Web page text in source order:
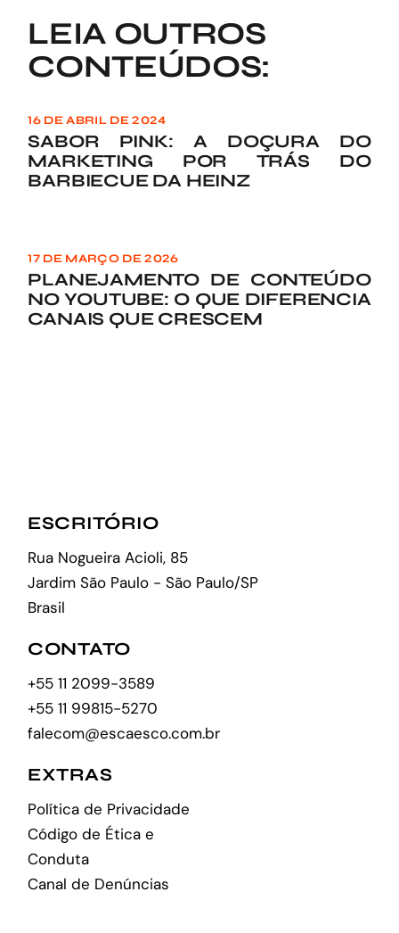
LEIA OUTROS
CONTEÚDOS:
16 DE ABRIL DE 2024
SABOR PINK: A DOÇURA DO
MARKETING POR TRÁS DO
BARBIECUE DA HEINZ
17 DE MARÇO DE 2026
PLANEJAMENTO DE CONTEÚDO
NO YOUTUBE: O QUE DIFERENCIA
CANAIS QUE CRESCEM
ESCRITÓRIO
Rua Nogueira Acioli, 85
Jardim São Paulo - São Paulo/SP
Brasil
CONTATO
+55 11 2099-3589
+55 11 99815-5270
falecom@escaesco.com.br
EXTRAS
Política de Privacidade
Código de Ética e
Conduta
Canal de Denúncias